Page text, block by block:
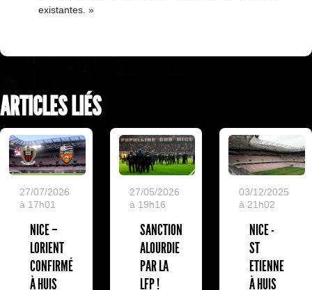
existantes. »
ARTICLES LIÉS
27/07/2026
à 17h01
NICE –
LORIENT
CONFIRMÉ
À HUIS
27/05/2026
à 19h16
SANCTION
ALOURDIE
PAR LA
LFP !
03/12/2025
à 21h02
NICE -
ST
ETIENNE
À HUIS